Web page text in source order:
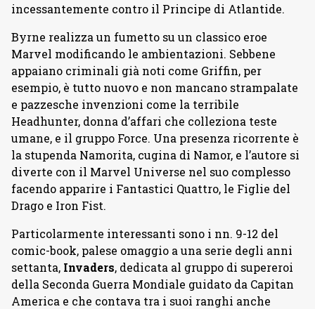
incessantemente contro il Principe di Atlantide.
Byrne realizza un fumetto su un classico eroe
Marvel modificando le ambientazioni. Sebbene
appaiano criminali già noti come Griffin, per
esempio, è tutto nuovo e non mancano strampalate
e pazzesche invenzioni come la terribile
Headhunter, donna d’affari che colleziona teste
umane, e il gruppo Force. Una presenza ricorrente è
la stupenda Namorita, cugina di Namor, e l’autore si
diverte con il Marvel Universe nel suo complesso
facendo apparire i Fantastici Quattro, le Figlie del
Drago e Iron Fist.
Particolarmente interessanti sono i nn. 9-12 del
comic-book, palese omaggio a una serie degli anni
settanta, Invaders, dedicata al gruppo di supereroi
della Seconda Guerra Mondiale guidato da Capitan
America e che contava tra i suoi ranghi anche